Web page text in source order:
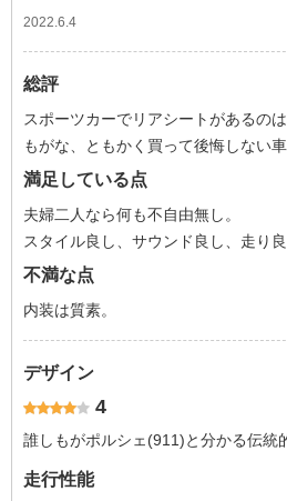
2022.6.4
総評
スポーツカーでリアシートがあるの
もがな、ともかく買って後悔しない車
満足している点
夫婦二人なら何も不自由無し。
スタイル良し、サウンド良し、走り良
不満な点
内装は質素。
デザイン
4
誰しもがポルシェ(911)と分かる伝統
走行性能